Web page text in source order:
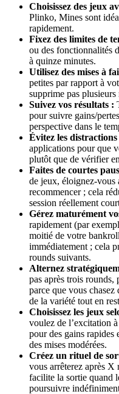
Choisissez des jeux
Plinko, Mines sont
rapidement.
Fixez des limites de
ou des fonctionnalités
à quinze minutes.
Utilisez des mises à
petites par rapport à
supprime pas plusieurs
Suivez vos résultats :
pour suivre gains/
perspective dans le
Évitez les distractions
applications pour que
plutôt que de vérifier
Faites de courtes
de jeux, éloignez-vous
recommencer ; cela
session réellement
Gérez maturément
rapidement (par
moitié de votre
immédiatement ; cela
rounds suivants.
Alternez
pas après trois
parce que vous chasez
de la variété tout en
Choisissez les jeux
voulez de l’excitation
pour des gains rapides
des mises modérées.
Créez un rituel de
vous arrêterez après
facilite la sortie quand
poursuivre